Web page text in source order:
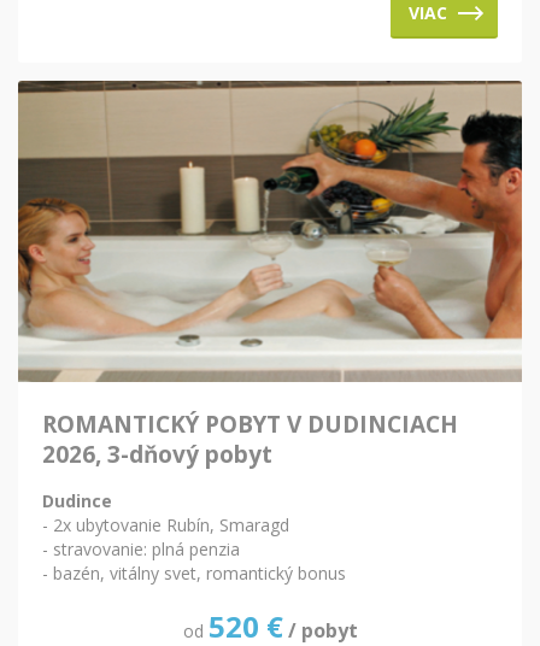
VIAC
ROMANTICKÝ POBYT V DUDINCIACH
2026, 3-dňový pobyt
Dudince
- 2x ubytovanie Rubín, Smaragd
- stravovanie: plná penzia
- bazén, vitálny svet, romantický bonus
od 520 € / pobyt